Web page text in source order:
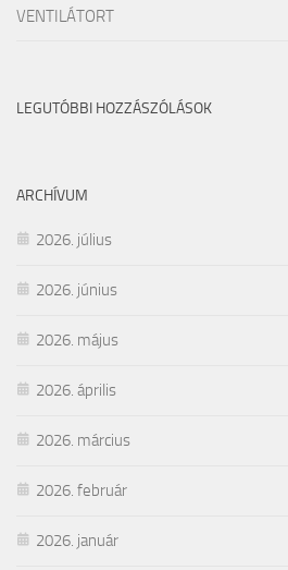
VENTILÁTORT
LEGUTÓBBI HOZZÁSZÓLÁSOK
ARCHÍVUM
2026. július
2026. június
2026. május
2026. április
2026. március
2026. február
2026. január